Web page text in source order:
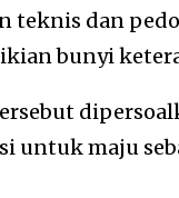
teknis dan
bunyi
untuk maju